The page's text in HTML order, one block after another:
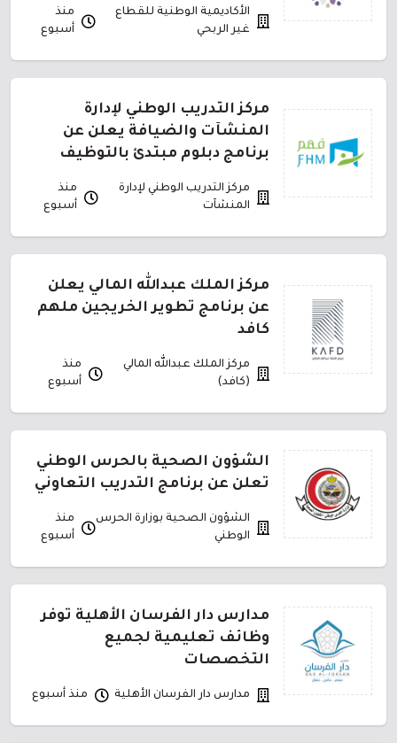
الأكاديمية الوطنية للقطاع
غير الربحي
منذ
أسبوع
مركز التدريب الوطني لإدارة
المنشآت والضيافة يعلن عن
برنامج دبلوم مبتدئ بالتوظيف
مركز التدريب الوطني لإدارة
المنشآت
منذ
أسبوع
مركز الملك عبدالله المالي يعلن
عن برنامج تطوير الخريجين ملهم
كافد
مركز الملك عبدالله المالي
(كافد)
منذ
أسبوع
الشؤون الصحية بالحرس الوطني
تعلن عن برنامج التدريب التعاوني
الشؤون الصحية بوزارة الحرس
الوطني
منذ
أسبوع
مدارس دار الفرسان الأهلية توفر
وظائف تعليمية لجميع
التخصصات
مدارس دار الفرسان الأهلية منذ أسبوع